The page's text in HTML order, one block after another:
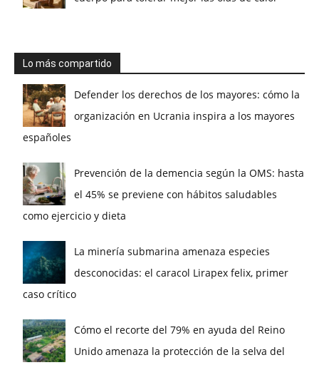
Lo más compartido
Defender los derechos de los mayores: cómo la
organización en Ucrania inspira a los mayores
españoles
Prevención de la demencia según la OMS: hasta
el 45% se previene con hábitos saludables
como ejercicio y dieta
La minería submarina amenaza especies
desconocidas: el caracol Lirapex felix, primer
caso crítico
Cómo el recorte del 79% en ayuda del Reino
Unido amenaza la protección de la selva del